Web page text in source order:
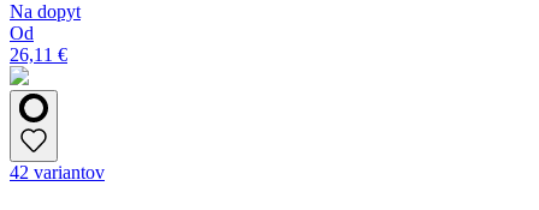
Na dopyt
Od
26,11 €
42 variantov